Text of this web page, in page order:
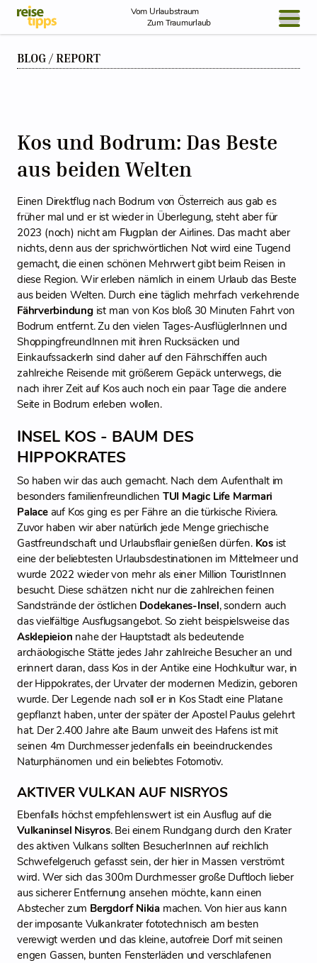
Skip to Content
Vom Urlaubstraum
Zum Traumurlaub
BLOG / REPORT
Kos und Bodrum: Das Beste
aus beiden Welten
Einen Direktflug nach Bodrum von Österreich aus gab es
früher mal und er ist wieder in Überlegung, steht aber für
2023 (noch) nicht am Flugplan der Airlines. Das macht aber
nichts, denn aus der sprichwörtlichen Not wird eine Tugend
gemacht, die einen schönen Mehrwert gibt beim Reisen in
diese Region. Wir erleben nämlich in einem Urlaub das Beste
aus beiden Welten. Durch eine täglich mehrfach verkehrende
Fährverbindungist man von Kos bloß 30 Minuten Fahrt von
Bodrum entfernt. Zu den vielen Tages-AusflüglerInnen und
ShoppingfreundInnen mit ihren Rucksäcken und
Einkaufssackerln sind daher auf den Fährschiffen auch
zahlreiche Reisende mit größerem Gepäck unterwegs, die
nach ihrer Zeit auf Kos auch noch ein paar Tage die andere
Seite in Bodrum erleben wollen.
INSEL KOS - BAUM DES
HIPPOKRATES
So haben wir das auch gemacht. Nach dem Aufenthalt im
besonders familienfreundlichen TUI Magic Life Marmari
Palaceauf Kos ging es per Fähre an die türkische Riviera.
Zuvor haben wir aber natürlich jede Menge griechische
Gastfreundschaft und Urlaubsflair genießen dürfen. Kosist
eine der beliebtesten Urlaubsdestinationen im Mittelmeer und
wurde 2022 wieder von mehr als einer Million TouristInnen
besucht. Diese schätzen nicht nur die zahlreichen feinen
Sandstrände der östlichen Dodekanes-Insel, sondern auch
das vielfältige Ausflugsangebot. So zieht beispielsweise das
Asklepieion nahe der Hauptstadt als bedeutende
archäologische Stätte jedes Jahr zahlreiche Besucher an und
erinnert daran, dass Kos in der Antike eine Hochkultur war, in
der Hippokrates, der Urvater der modernen Medizin, geboren
wurde. Der Legende nach soll er in Kos Stadt eine Platane
gepflanzt haben, unter der später der Apostel Paulus gelehrt
hat. Der 2.400 Jahre alte Baum unweit des Hafens ist mit
seinen 4m Durchmesser jedenfalls ein beeindruckendes
Naturphänomen und ein beliebtes Fotomotiv.
AKTIVER VULKAN AUF NISRYOS
Ebenfalls höchst empfehlenswert ist ein Ausflug auf die
Vulkaninsel Nisyros. Bei einem Rundgang durch den Krater
des aktiven Vulkans sollten BesucherInnen auf reichlich
Schwefelgeruch gefasst sein, der hier in Massen verströmt
wird. Wer sich das 300m Durchmesser große Duftloch lieber
aus sicherer Entfernung ansehen möchte, kann einen
Abstecher zum Bergdorf Nikiamachen. Von hier aus kann
der imposante Vulkankrater fototechnisch am besten
verewigt werden und das kleine, autofreie Dorf mit seinen
engen Gassen, bunten Fensterläden und verschlafenen